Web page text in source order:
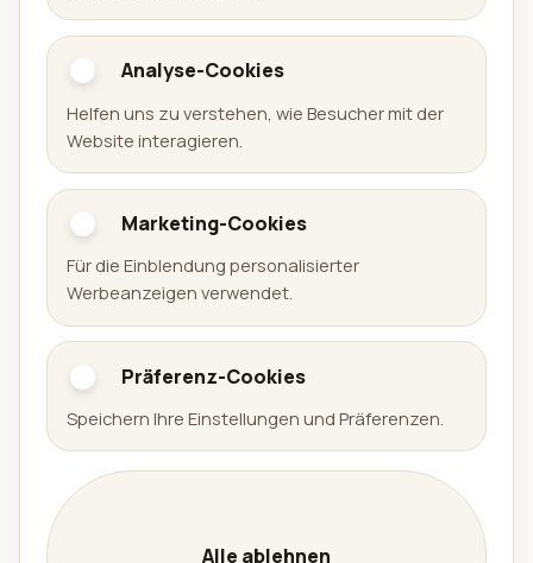
Aralel GmbH
Offizielle Website der Aralel GmbH mit öffentlichem
Portfolio veröffentlichter Produkte und direkten
Links zu den jeweiligen Plattformen.
Portfolio
Spiele
Apps
Arena Sudoku
Availabell
Unternehmen
Unternehmen
Leistungen
Analyse-Cookies
Helfen uns zu verstehen, wie Besucher mit der
Website interagieren.
Marketing-Cookies
Für die Einblendung personalisierter
Werbeanzeigen verwendet.
Präferenz-Cookies
Speichern Ihre Einstellungen und Präferenzen.
Alle ablehnen